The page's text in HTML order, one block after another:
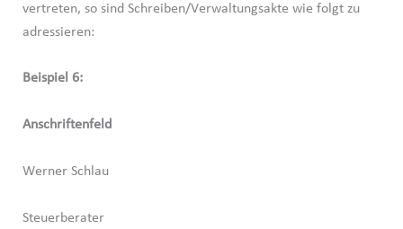
vertreten, so sind Schreiben/Verwaltungsakte wie folgt zu
adressieren:
Beispiel 6:
Anschriftenfeld
Werner Schlau
Steuerberater